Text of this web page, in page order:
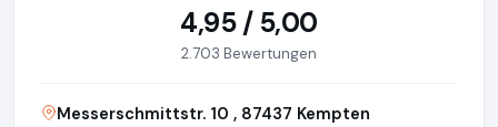
4,95 / 5,00
2.703 Bewertungen
Messerschmittstr. 10 , 87437 Kempten